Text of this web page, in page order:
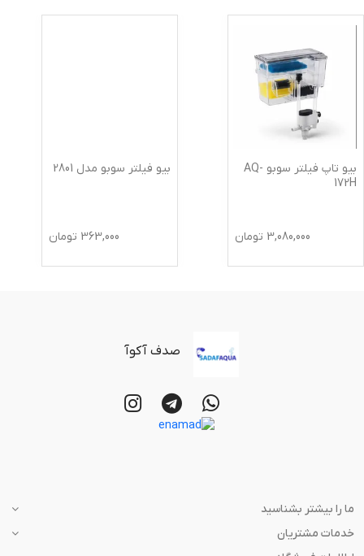
بیو تاپ فیلتر سوبو AQ-
172H
3,080,000 تومان
بیو فیلتر سوبو مدل 2801
363,000 تومان
صدف آکوآ
ما را بیشتر بشناسید
خدمات مشتریان